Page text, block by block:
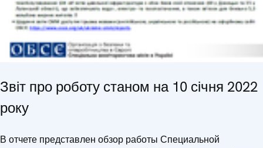
Звіт про роботу станом на 10 січня 2022
року
В отчете представлен обзор работы Специальной